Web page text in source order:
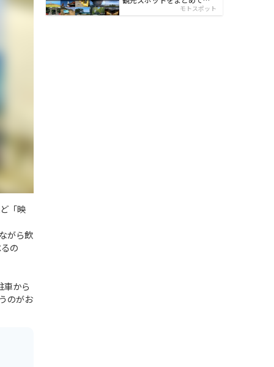
「映
がら飲
の
車から
のがお
モトスポット